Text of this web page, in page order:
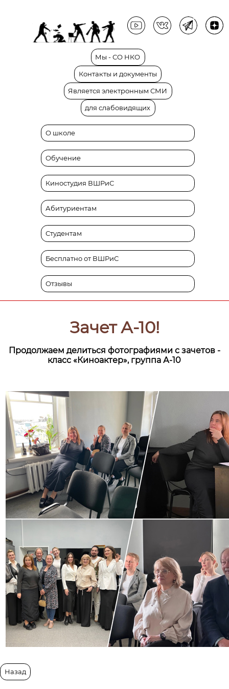
Мы - СО НКО
Контакты и документы
Является электронным СМИ
для слабовидящих
О школе
Обучение
Киностудия ВШРиС
Абитуриентам
Студентам
Бесплатно от ВШРиС
Отзывы
Зачет А-10!
Продолжаем делиться фотографиями с зачетов -
класс «Киноактер», группа А-10
Назад